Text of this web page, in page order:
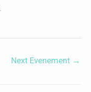
Next Evenement →